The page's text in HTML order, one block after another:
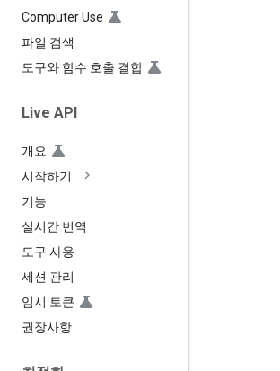
Computer Use
파일 검색
도구와 함수 호출 결합
Live API
개요
시작하기
기능
실시간 번역
도구 사용
세션 관리
임시 토큰
권장사항